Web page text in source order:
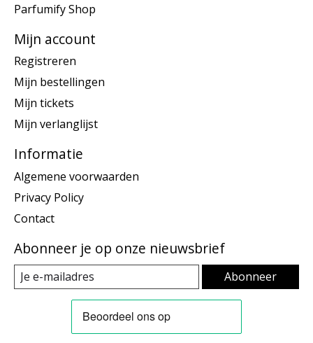
Parfumify Shop
Mijn account
Registreren
Mijn bestellingen
Mijn tickets
Mijn verlanglijst
Informatie
Algemene voorwaarden
Privacy Policy
Contact
Abonneer je op onze nieuwsbrief
Abonneer